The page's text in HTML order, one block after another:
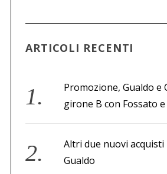
ARTICOLI RECENTI
Promozione, Gualdo e
girone B con Fossato
Altri due nuovi
Gualdo
e
r